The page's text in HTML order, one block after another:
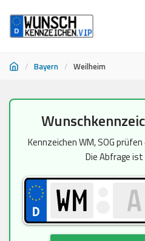
/ Bayern / Weilheim
springenKennzeichen WM, SOG
Die Abfrage